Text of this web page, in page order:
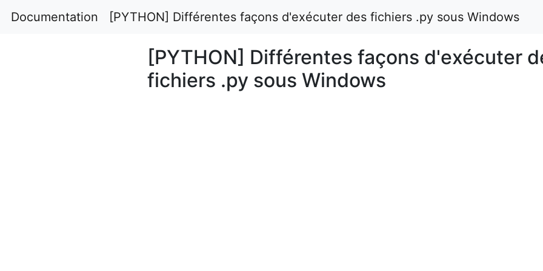
Documentation [PYTHON] Différentes façons d'exécuter des fichiers .py sous Windows
[PYTHON] Différentes façons d'exécuter
fichiers .py sous Windows